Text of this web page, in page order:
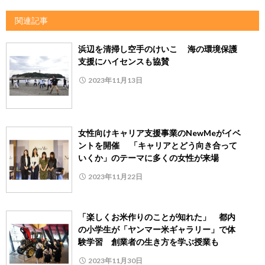
関連記事
浜辺を清掃し空手のけいこ 海の環境保護
支援にハイセンスも協賛
2023年11月13日
女性向けキャリア支援事業のNewMeがイベ
ントを開催 「キャリアとどう向き合って
いくか」のテーマに多くの女性が来場
2023年11月22日
「楽しくお米作りのことが知れた」 都内
の小学生が「ヤンマー米ギャラリー」で体
験学習 創業者の生き方を学ぶ授業も
2023年11月30日